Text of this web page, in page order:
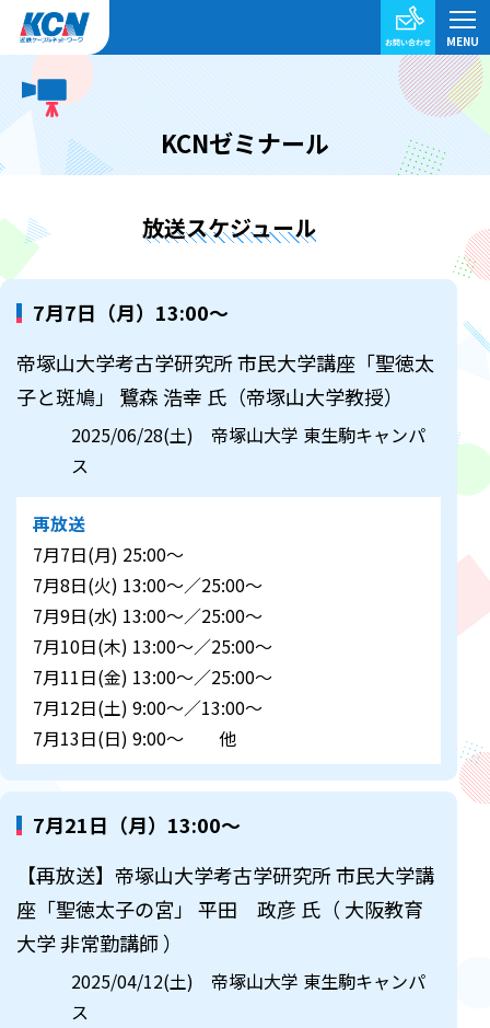
KCNゼミナール
放送スケジュール
7月7日（月）13:00～
帝塚山大学考古学研究所 市民大学講座「聖徳太
子と斑鳩」 鷺森 浩幸 氏（帝塚山大学教授）
2025/06/28(土) 帝塚山大学 東生駒キャンパ
ス
再放送
7月7日(月) 25:00～
7月8日(火) 13:00～／25:00～
7月9日(水) 13:00～／25:00～
7月10日(木) 13:00～／25:00～
7月11日(金) 13:00～／25:00～
7月12日(土) 9:00～／13:00～
7月13日(日) 9:00～ 他
7月21日（月）13:00～
【再放送】帝塚山大学考古学研究所 市民大学講
座「聖徳太子の宮」 平田 政彦 氏（ 大阪教育
大学 非常勤講師 ）
2025/04/12(土) 帝塚山大学 東生駒キャンパ
ス